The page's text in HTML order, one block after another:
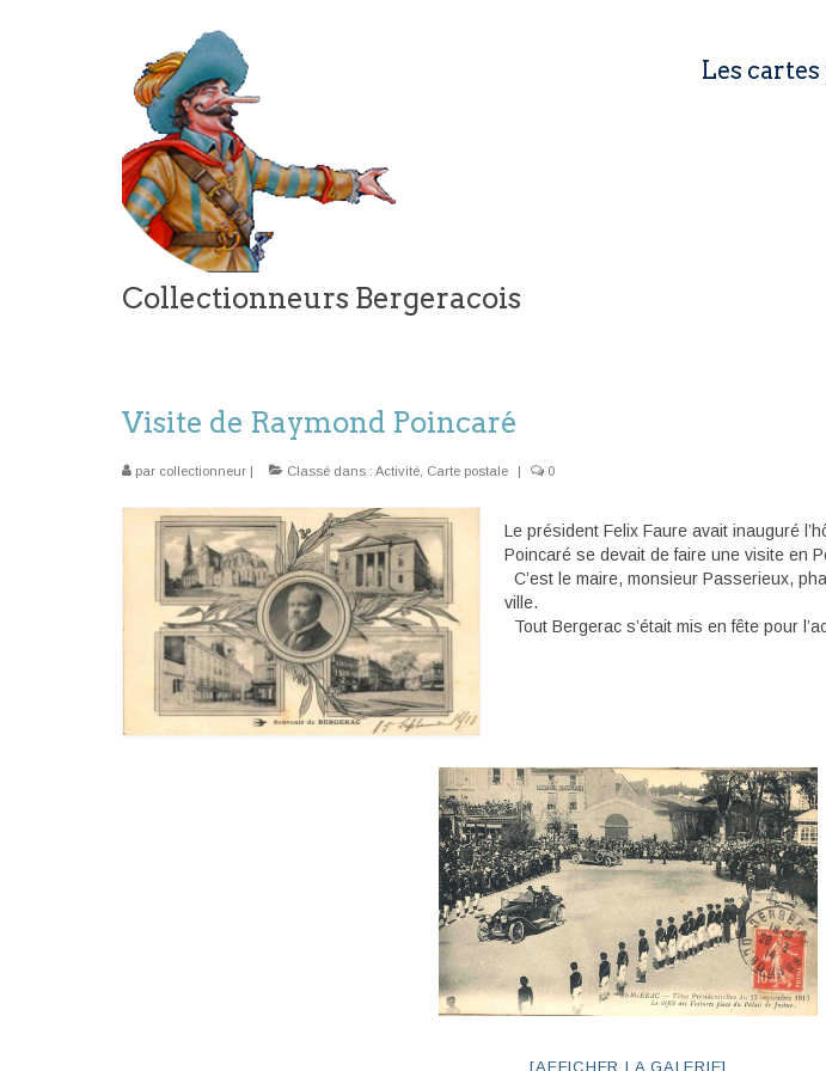
Collectionneurs Bergeracois
Les
Visite de Raymond Poincaré
par collectionneur | Classé dans : Activité Carte postale | 0
Le président Felix Faure avait inauguré
Poincaré se devait de faire une visite en
C’est le maire, monsieur Passerieux,
ville.
Tout Bergerac s’était mis en fête pour
[AFFICHER LA GALERIE]